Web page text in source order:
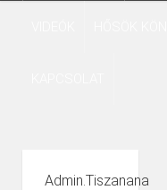
Admin.tiszanana